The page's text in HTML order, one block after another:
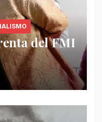
del FMI